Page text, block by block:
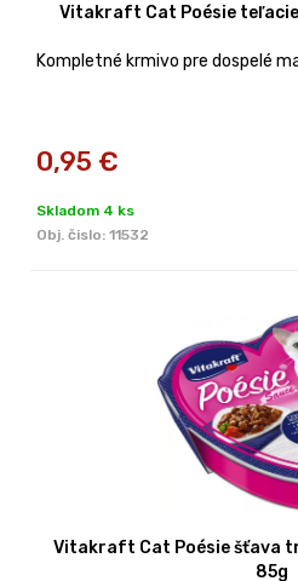
Vitakraft Cat Poésie
Kompletné krmivo pre dospelé
0,95 €
Skladom 4 ks
Obj. čislo: 11532
Vitakraft Cat Poésie šťava
85g